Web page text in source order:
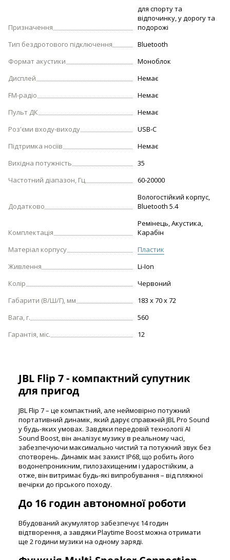
Призначення
для спорту та
відпочинку, у дорогу та
подорожі
Тип бездротового підключення
Bluetooth
Формат акустики
Моноблок
Дисплей
Немає
FM-радіо
Немає
Пульт ДК
Немає
Роз'єми входу-виходу
USB-С
Підтримка носіїв
Немає
Вихідна потужність
35
Частотний діапазон, Гц
60-20000
Додатково
Вологостійкий корпус,
Bluetooth 5.4
Комплектація
Ремінець, Акустика,
Карабін
Матеріал корпусу
Пластик
Живлення
Li-Ion
Колір
Червоний
Габарити (В/Ш/Г), мм
183 x 70 x 72
Вага, г.
560
Гарантія, міс.
12
JBL Flip 7 - компактний супутник
для пригод
JBL Flip 7 – це компактний, але неймовірно потужний
портативний динамік, який дарує справжній JBL Pro Sound
у будь-яких умовах. Завдяки передовій технології AI
Sound Boost, він аналізує музику в реальному часі,
забезпечуючи максимально чистий та потужний звук без
спотворень. Динамік має захист IP68, що робить його
водонепроникним, пилозахищеним і ударостійким, а
отже, він витримає будь-які випробування – від пляжної
вечірки до гірського походу.
До 16 годин автономної роботи
Вбудований акумулятор забезпечує 14 годин
відтворення, а завдяки Playtime Boost можна отримати
ще 2 години музики на одному заряді.